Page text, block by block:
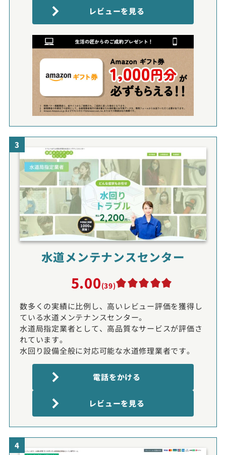
レビューを見る
3
水道メンテナンスセンター
5.00(39)
数多くの実績に比例し、高いレビュー評価を獲得し
ている水道メンテナンスセンター。
水道局指定業者として、高品質なサービスが評価さ
れています。
水回り設備全般に対応可能な水道修理業者です。
電話をかける
レビューを見る
4